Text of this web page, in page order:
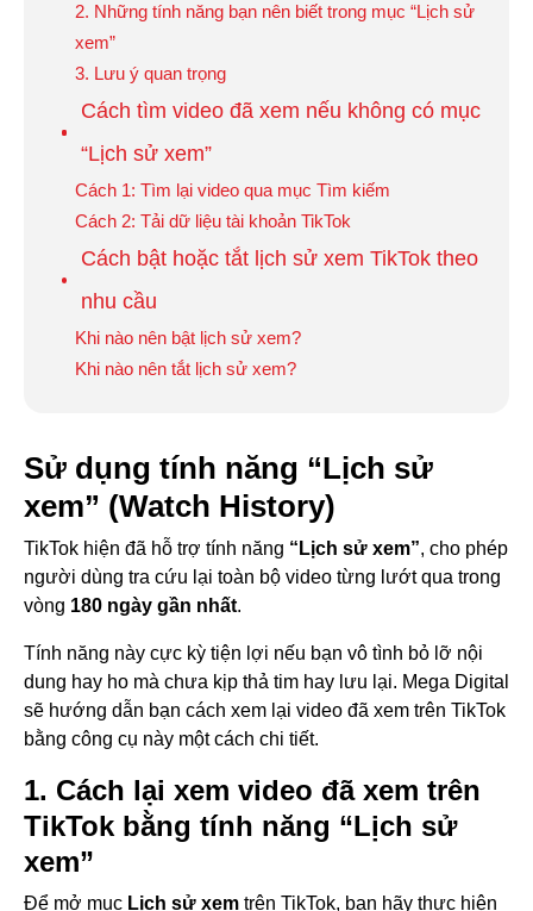
2. Những tính năng bạn nên biết trong mục “Lịch sử
xem”
3. Lưu ý quan trọng
Cách tìm video đã xem nếu không có mục
“Lịch sử xem”
Cách 1: Tìm lại video qua mục Tìm kiếm
Cách 2: Tải dữ liệu tài khoản TikTok
Cách bật hoặc tắt lịch sử xem TikTok theo
nhu cầu
Khi nào nên bật lịch sử xem?
Khi nào nên tắt lịch sử xem?
Sử dụng tính năng “Lịch sử
xem” (Watch History)
TikTok hiện đã hỗ trợ tính năng “Lịch sử xem”, cho phép
người dùng tra cứu lại toàn bộ video từng lướt qua trong
vòng 180 ngày gần nhất.
Tính năng này cực kỳ tiện lợi nếu bạn vô tình bỏ lỡ nội
dung hay ho mà chưa kịp thả tim hay lưu lại. Mega Digital
sẽ hướng dẫn bạn cách xem lại video đã xem trên TikTok
bằng công cụ này một cách chi tiết.
1. Cách lại xem video đã xem trên
TikTok bằng tính năng “Lịch sử
xem”
Để mở mục Lịch sử xem trên TikTok, bạn hãy thực hiện